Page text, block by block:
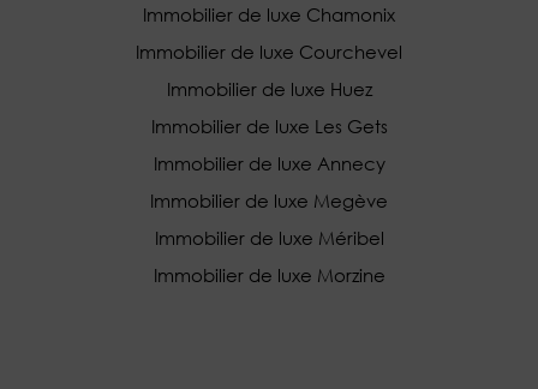
Immobilier de luxe Chamonix
Immobilier de luxe Courchevel
Immobilier de luxe Huez
Immobilier de luxe Les Gets
Immobilier de luxe Annecy
Immobilier de luxe Megève
Immobilier de luxe Méribel
Immobilier de luxe Morzine